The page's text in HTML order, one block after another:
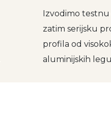
Izvodimo testnu
zatim serijsku
profila od
aluminijskih